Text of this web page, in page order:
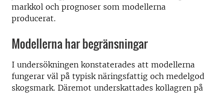
markkol och prognoser som modellerna
producerat.
Modellerna har begränsningar
I undersökningen konstaterades att modellerna
fungerar väl på typisk näringsfattig och medelgod
skogsmark. Däremot underskattades kollagren på